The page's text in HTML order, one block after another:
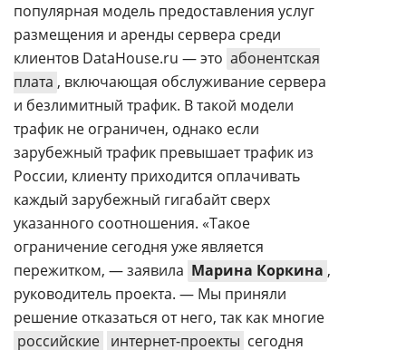
популярная модель предоставления услуг
размещения и аренды сервера среди
клиентов DataHouse.ru — это абонентская
плата , включающая обслуживание сервера
и безлимитный трафик. В такой модели
трафик не ограничен, однако если
зарубежный трафик превышает трафик из
России, клиенту приходится оплачивать
каждый зарубежный гигабайт сверх
указанного соотношения. «Такое
ограничение сегодня уже является
пережитком, — заявила Марина Коркина ,
руководитель проекта. — Мы приняли
решение отказаться от него, так как многие
российские интернет-проекты сегодня